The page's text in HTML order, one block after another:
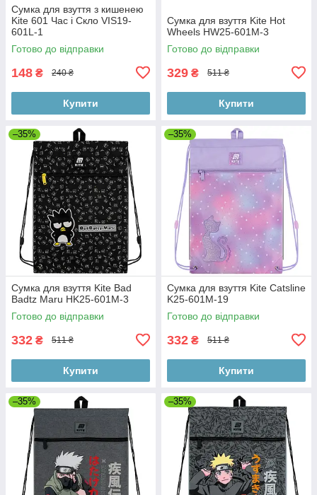
Сумка для взуття з кишенею
Kite 601 Час і Скло VIS19-
601L-1
Готово до відправки
148 ₴ 240 ₴
Купити
Сумка для взуття Kite Hot
Wheels HW25-601M-3
Готово до відправки
329 ₴ 511 ₴
Купити
–35%
Сумка для взуття Kite Bad
Badtz Maru HK25-601M-3
Готово до відправки
332 ₴ 511 ₴
Купити
–35%
Сумка для взуття Kite Catsline
K25-601M-19
Готово до відправки
332 ₴ 511 ₴
Купити
–35% –35%